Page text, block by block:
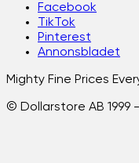
Facebook
TikTok
Pinterest
Annonsbladet
Mighty Fine Prices
© Dollarstore AB 1999 -